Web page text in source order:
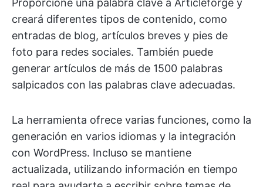
Proporcione una palabra clave a Articleforge y
creará diferentes tipos de contenido, como
entradas de blog, artículos breves y pies de
foto para redes sociales. También puede
generar artículos de más de 1500 palabras
salpicados con las palabras clave adecuadas.
La herramienta ofrece varias funciones, como la
generación en varios idiomas y la integración
con WordPress. Incluso se mantiene
actualizada, utilizando información en tiempo